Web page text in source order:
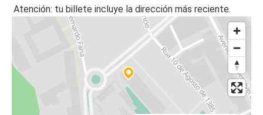
Atención: tu billete incluye la dirección más reciente.